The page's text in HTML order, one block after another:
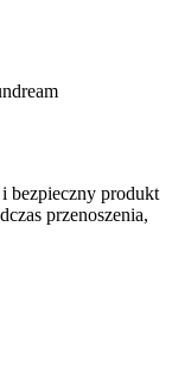
bezpieczny produkt
przenoszenia,